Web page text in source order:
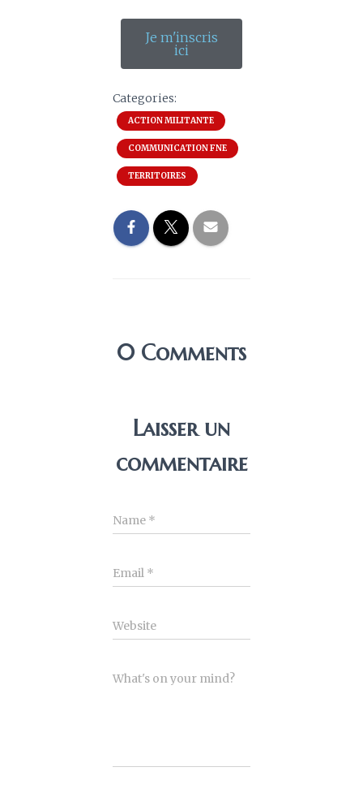
Je m'inscris
ici
Categories:
ACTION MILITANTE
COMMUNICATION FNE
TERRITOIRES
0 Comments
Laisser un
commentaire
Name *
Email *
Website
What's on your mind?